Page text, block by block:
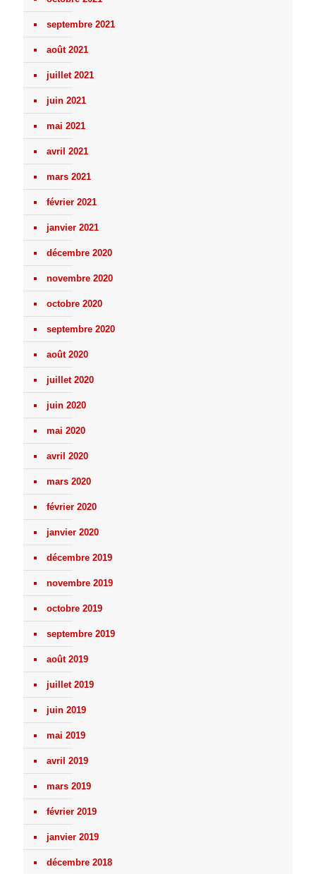
septembre 2021
août 2021
juillet 2021
juin 2021
mai 2021
avril 2021
mars 2021
février 2021
janvier 2021
décembre 2020
novembre 2020
octobre 2020
septembre 2020
août 2020
juillet 2020
juin 2020
mai 2020
avril 2020
mars 2020
février 2020
janvier 2020
décembre 2019
novembre 2019
octobre 2019
septembre 2019
août 2019
juillet 2019
juin 2019
mai 2019
avril 2019
mars 2019
février 2019
janvier 2019
décembre 2018